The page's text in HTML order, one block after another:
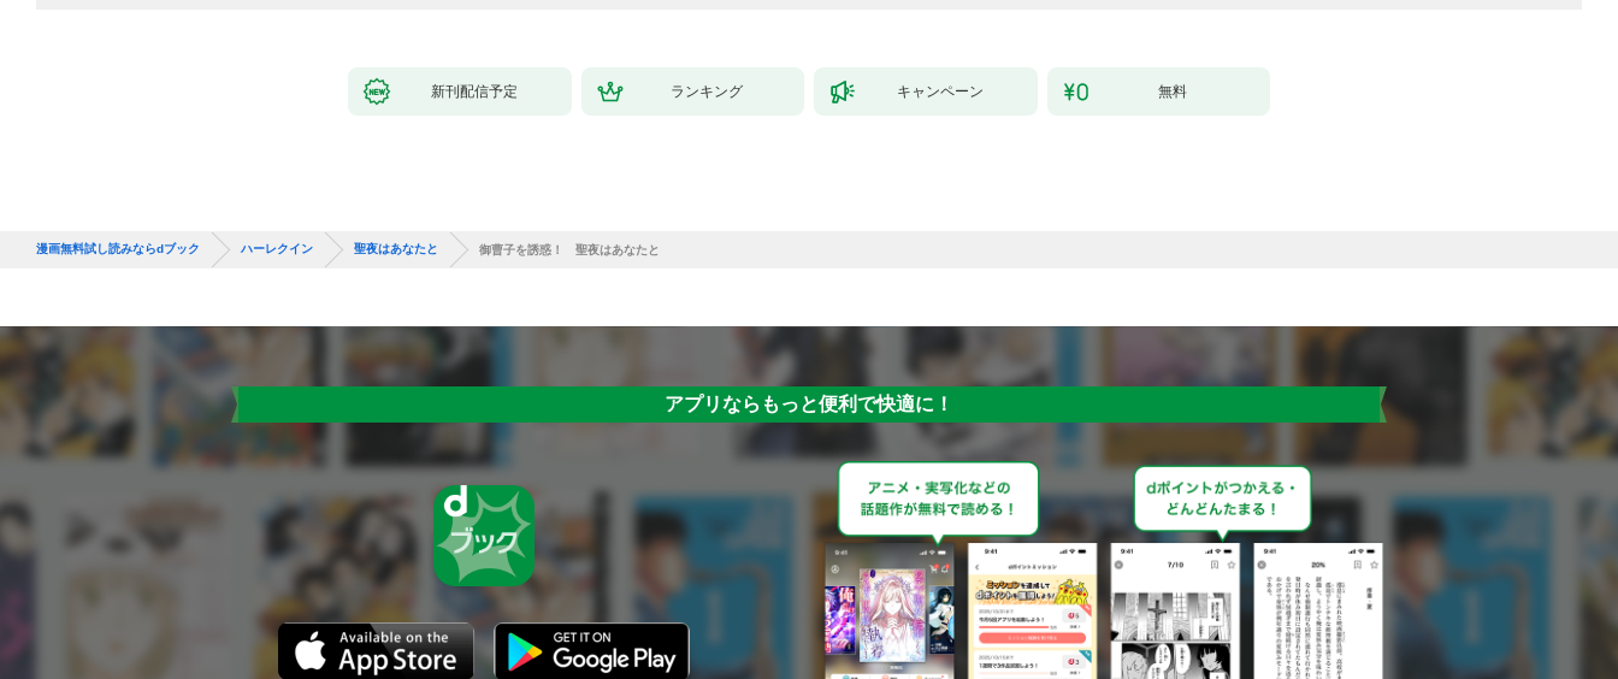
新刊配信予定 ランキング キャンペーン 無料
漫画無料試し読みならdブック ハーレクイン 聖夜はあなたと 御曹子を誘惑！ 聖夜はあなたと
アプリならもっと便利で快適に！